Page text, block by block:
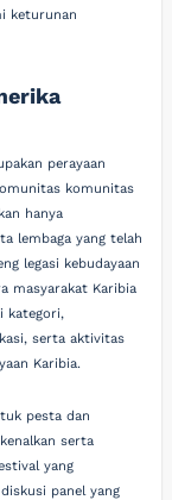
keturunan
perayaan
komunitas
hanya
lembaga yang telah
legasi kebudayaan
masyarakat Karibia
kategori,
serta aktivitas
Karibia.
pesta dan
serta
yang
panel yang